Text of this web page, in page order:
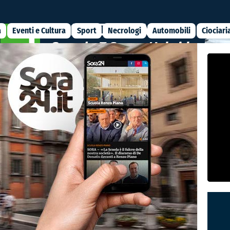
Eventi e Cultura Sport Necrologi Automobili